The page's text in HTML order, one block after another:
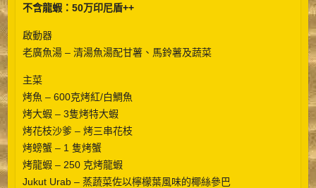
不含龍蝦：50万印尼盾++
啟動器
老廣魚湯 – 清湯魚湯配甘薯、馬鈴薯及蔬菜
主菜
烤魚 – 600克烤紅/白鯛魚
烤大蝦 – 3隻烤特大蝦
烤花枝沙爹 – 烤三串花枝
烤螃蟹 – 1 隻烤蟹
烤龍蝦 – 250 克烤龍蝦
Jukut Urab – 蒸蔬菜佐以檸檬葉風味的椰絲參巴